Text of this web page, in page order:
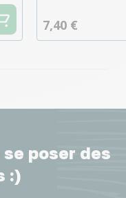
7,40 €
poser des
:)